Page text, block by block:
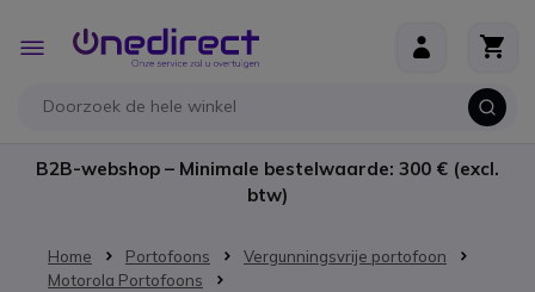
Toggle
Nav
B2B-webshop – Minimale bestelwaarde: 300 € (excl.
btw)
Home Portofoons
Vergunningsvrije portofoon
Motorola Portofoons